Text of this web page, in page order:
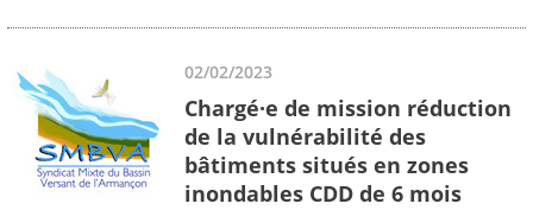
02/02/2023
Chargé·e de mission réduction
de la vulnérabilité des
bâtiments situés en zones
inondables CDD de 6 mois